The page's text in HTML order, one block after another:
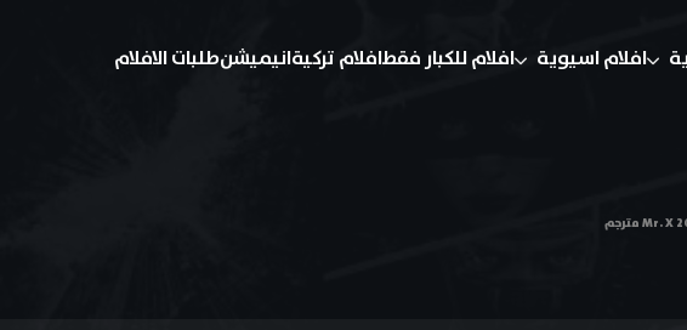
افلام اسيوية افلام للكبار فقطافلام تركيةانيميشنطلبات الافلام